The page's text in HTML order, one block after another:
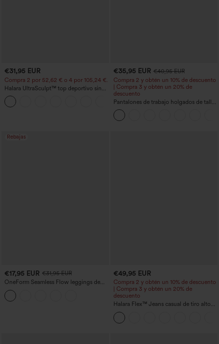
€31,95 EUR
Compra 2 por 52,62 € o 4 por 105,24 €.
Halara UltraSculpt™ top deportivo sin
mangas con escote redondo y bajo
curvo
+11
€35,95 EUR €40,95 EUR
Compra 2 y obtén un 10% de descuento
| Compra 3 y obtén un 20% de
descuento
Pantalones de trabajo holgados de talle
medio con bolsillos y pernera estilo
barril
Rebajas
€17,95 EUR €31,95 EUR
OneForm Seamless Flow leggings de
yoga de talle alto con control abdominal
y realce de glúteos
€49,95 EUR
Compra 2 y obtén un 10% de descuento
| Compra 3 y obtén un 20% de
descuento
Halara Flex™ Jeans casual de tiro alto
con control abdominal, pernera ancha y
bolsillos